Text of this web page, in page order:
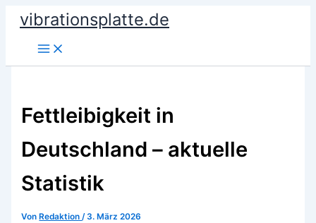
Zum
Inhalt
springen
vibrationsplatte.de
Fettleibigkeit in
Deutschland – aktuelle
Statistik
Von Redaktion/3. März 2026